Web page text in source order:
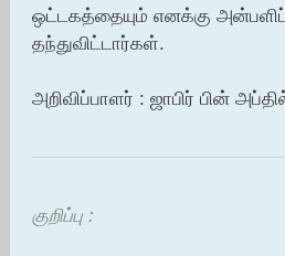
ஒட்டகத்தையும் எனக்கு
தந்துவிட்டார்கள்.
அறிவிப்பாளர் : ஜாபிர் பின்
குறிப்பு :